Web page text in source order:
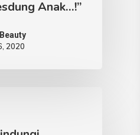
Anak…!”
2020